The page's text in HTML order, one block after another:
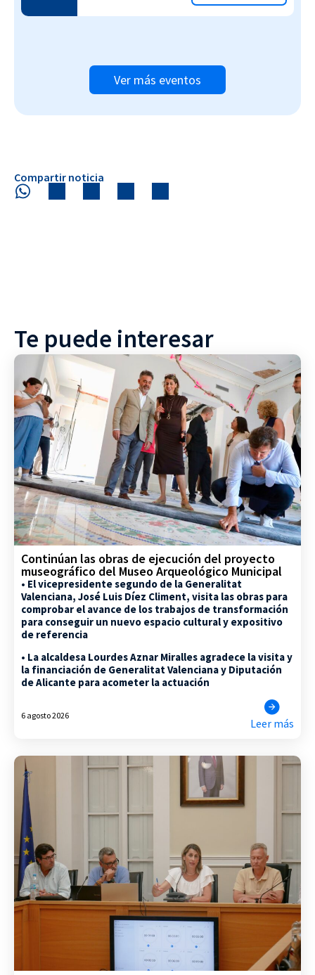
Ver más eventos
Compartir noticia
Te puede interesar
Continúan las obras de ejecución del proyecto
museográfico del Museo Arqueológico Municipal
• El vicepresidente segundo de la Generalitat
Valenciana, José Luis Díez Climent, visita las obras para
comprobar el avance de los trabajos de transformación
para conseguir un nuevo espacio cultural y expositivo
de referencia
• La alcaldesa Lourdes Aznar Miralles agradece la visita y
la financiación de Generalitat Valenciana y Diputación
de Alicante para acometer la actuación
6 agosto 2026
Leer más